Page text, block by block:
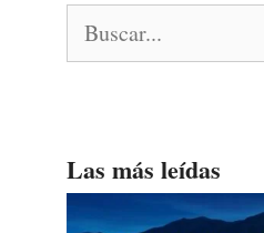
Las más leídas